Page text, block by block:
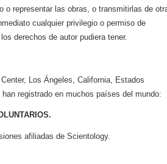
o representar las obras, o transmitirlas de
cualquier privilegio o permiso de
derechos de autor pudiera tener.
Los Ángeles, California, Estados
registrado en muchos países del mundo:
afiliadas de Scientology.